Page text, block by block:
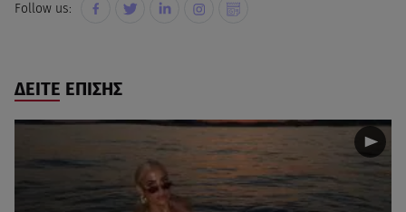
Follow us:
ΔΕΙΤΕ ΕΠΙΣΗΣ